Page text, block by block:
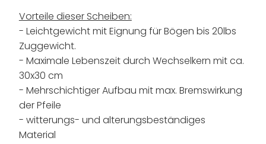
Vorteile dieser Scheiben:
- Leichtgewicht mit Eignung für Bögen bis 20lbs
Zuggewicht.
- Maximale Lebenszeit durch Wechselkern mit ca.
30x30 cm
- Mehrschichtiger Aufbau mit max. Bremswirkung
der Pfeile
- witterungs- und alterungsbeständiges
Material